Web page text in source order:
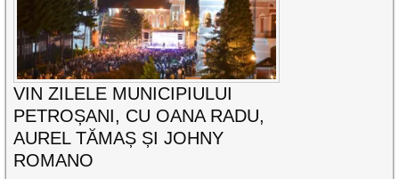
VIN ZILELE MUNICIPIULUI
PETROȘANI, CU OANA RADU,
AUREL TĂMAȘ ȘI JOHNY
ROMANO